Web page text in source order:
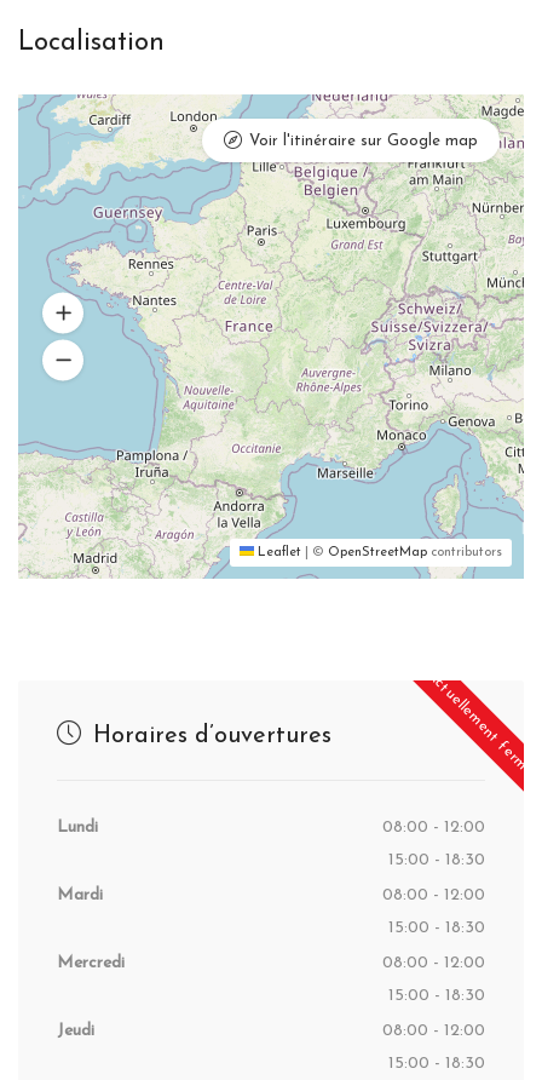
Localisation
Leaflet © OpenStreetMap contributors
Voir l'itinéraire sur Google map
Actuellement fermé
Horaires d’ouvertures
Lundi
08:00 - 12:00
15:00 - 18:30
Mardi
08:00 - 12:00
15:00 - 18:30
Mercredi
08:00 - 12:00
15:00 - 18:30
Jeudi
08:00 - 12:00
15:00 - 18:30